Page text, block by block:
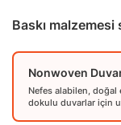
Baskı malzemesi
Nonwoven Duvar
Nefes alabilen, doğal
dokulu duvarlar için